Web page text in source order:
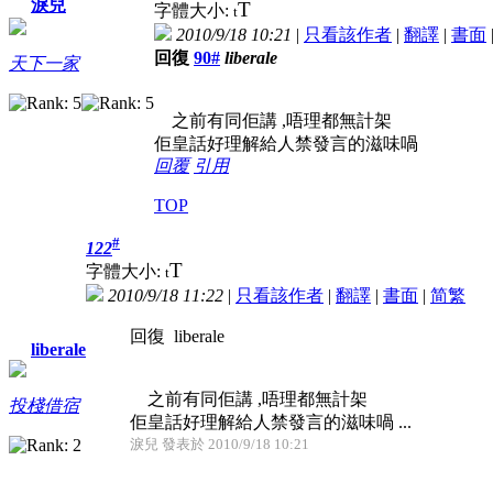
淚兒
天下一家
字體大小: tT
2010/9/18 10:21 | 只看該作者 | 翻譯 | 書面 |
回復 90# liberale
之前有同佢講 ,唔理都無計架
佢皇話好理解給人禁發言的滋味喎
回覆 引用
TOP
liberale
投棧借宿
122#
字體大小: tT
2010/9/18 11:22 | 只看該作者 | 翻譯 | 書面 | 简繁
回復 liberale
之前有同佢講 ,唔理都無計架
佢皇話好理解給人禁發言的滋味喎 ...
淚兒 發表於 2010/9/18 10:21